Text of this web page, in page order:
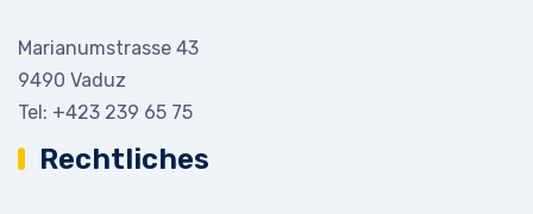
Marianumstrasse 43
9490 Vaduz
Tel: +423 239 65 75
Rechtliches